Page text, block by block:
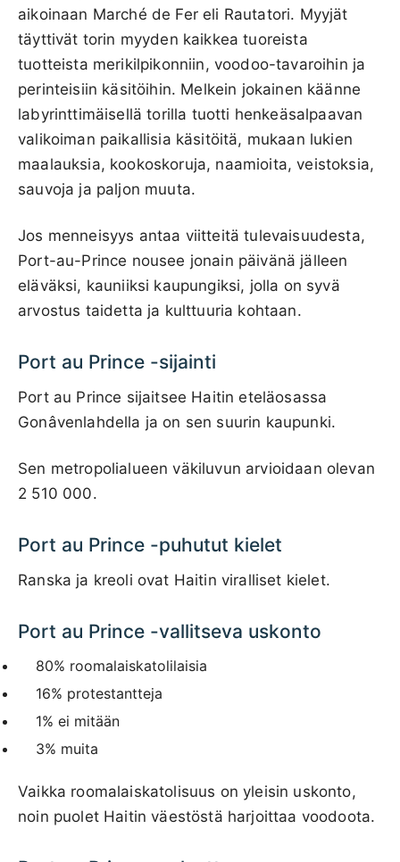
aikoinaan Marché de Fer eli Rautatori. Myyjät
täyttivät torin myyden kaikkea tuoreista
tuotteista merikilpikonniin, voodoo-tavaroihin ja
perinteisiin käsitöihin. Melkein jokainen käänne
labyrinttimäisellä torilla tuotti henkeäsalpaavan
valikoiman paikallisia käsitöitä, mukaan lukien
maalauksia, kookoskoruja, naamioita, veistoksia,
sauvoja ja paljon muuta.
Jos menneisyys antaa viitteitä tulevaisuudesta,
Port-au-Prince nousee jonain päivänä jälleen
eläväksi, kauniiksi kaupungiksi, jolla on syvä
arvostus taidetta ja kulttuuria kohtaan.
Port au Prince -sijainti
Port au Prince sijaitsee Haitin eteläosassa
Gonâvenlahdella ja on sen suurin kaupunki.
Sen metropolialueen väkiluvun arvioidaan olevan
2 510 000.
Port au Prince -puhutut kielet
Ranska ja kreoli ovat Haitin viralliset kielet.
Port au Prince -vallitseva uskonto
80% roomalaiskatolilaisia
16% protestantteja
1% ei mitään
3% muita
Vaikka roomalaiskatolisuus on yleisin uskonto,
noin puolet Haitin väestöstä harjoittaa voodoota.